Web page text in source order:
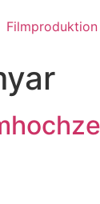
Filmproduktion